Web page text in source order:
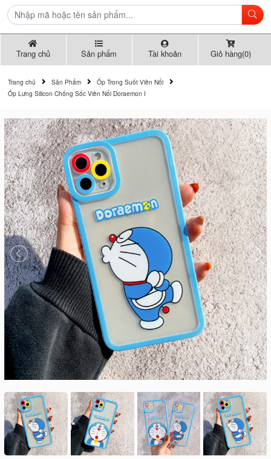
Trang chủ Sản phẩm Tài khoản Giỏ hàng(0)
Trang chủ Sản Phẩm
Ốp Trong Suốt Viền Nổi
Ốp Lưng Silicon Chống Sốc Viền Nổi Doraemon I